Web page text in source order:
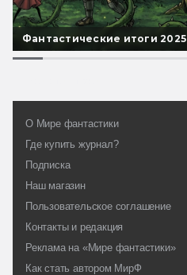
Фантастические итоги 2025
О Мире фантастики
Где купить журнал?
Подписка
Наш магазин
Пользовательское соглашение
Контакты и редакция
Реклама на «Мире фантастики»
Как стать автором МирФ